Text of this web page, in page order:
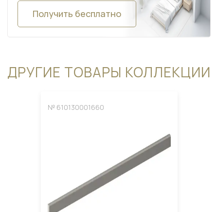
Получить бесплатно
ДРУГИЕ ТОВАРЫ КОЛЛЕКЦИИ
№ 610130001660